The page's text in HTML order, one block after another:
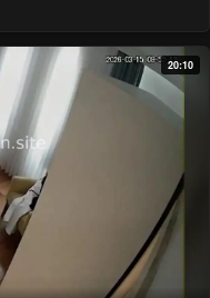
20:10